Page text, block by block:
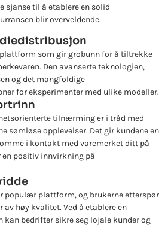
sjanse til å etablere en solid
blir overveldende.
plattform som gir grobunn for å tiltrekke
Den avanserte teknologien,
og det mangfoldige
for eksperimenter med ulike modeller.
tilnærming er i tråd med
sømløse opplevelser. Det gir kundene en
i kontakt med varemerket ditt på
en positiv innvirkning på
populær plattform, og brukerne etterspør
høy kvalitet. Ved å etablere en
kan bedrifter sikre seg lojale kunder og